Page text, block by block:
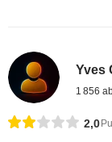
Yves
1 856
2,0